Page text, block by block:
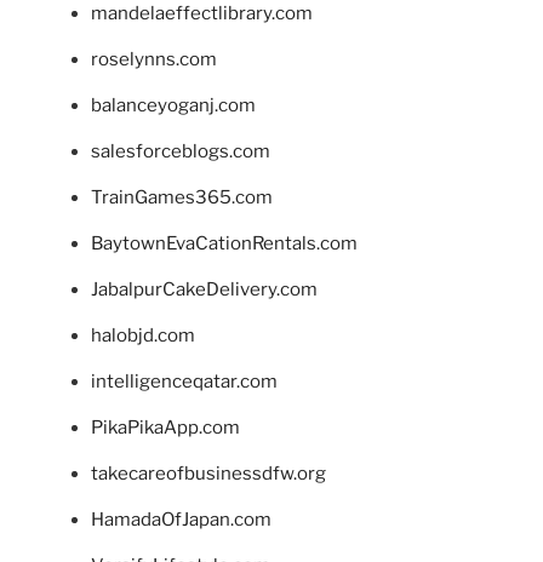
mandelaeffectlibrary.com
roselynns.com
balanceyoganj.com
salesforceblogs.com
TrainGames365.com
BaytownEvaCationRentals.com
JabalpurCakeDelivery.com
halobjd.com
intelligenceqatar.com
PikaPikaApp.com
takecareofbusinessdfw.org
HamadaOfJapan.com